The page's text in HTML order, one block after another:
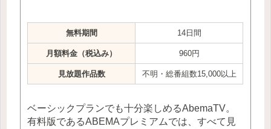
無料期間 14日間
月額料金（税込み） 960円
見放題作品数 不明・総番組数15,000以上
ベーシックプランでも十分楽しめるAbemaTV。
有料版であるABEMAプレミアムでは、すべて見